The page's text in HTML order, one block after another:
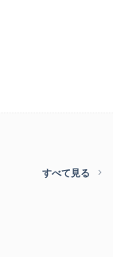
すべて見る